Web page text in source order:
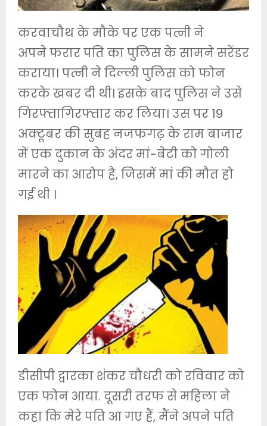
करवाचौथ के मौके पर एक पत्नी ने
अपने फरार पति का पुलिस के सामने सरेंडर
कराया। पत्नी ने दिल्ली पुलिस को फोन
करके खबर दी थी। इसके बाद पुलिस ने उसे
गिरफ्तागिरफ्तार कर लिया। उस पर 19
अक्टूबर की सुबह नजफगढ़ के राम बाजार
में एक दुकान के अंदर मां-बेटी को गोली
मारने का आरोप है, जिसमें मां की मौत हो
गई थी ।
डीसीपी द्वारका शंकर चौधरी को रविवार को
एक फोन आया. दूसरी तरफ से महिला ने
कहा कि मेरे पति आ गए हैं, मैंने अपने पति